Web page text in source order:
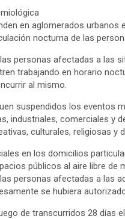
en aglomerados
nocturna de las
personas afectadas a las
trabajando en horario
al mismo.
suspendidos los eventos
industriales, comerciales y
culturales, religiosas y
en los domicilios
públicos al aire libre de
personas afectadas a las
se hubiera
de transcurridos 28 días